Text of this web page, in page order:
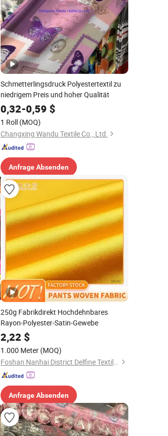
Schmetterlingsdruck Polyestertextil zu
niedrigem Preis und hoher Qualität
0,32-0,59 $
1 Roll (MOQ)
Changxing Wandu Textile Co., Ltd.
Anfrage Absenden
250g Fabrikdirekt Hochdehnbares
Rayon-Polyester-Satin-Gewebe
2,22 $
1.000 Meter (MOQ)
Foshan Nanhai District Delfine Textile Co., Ltd
Anfrage Absenden